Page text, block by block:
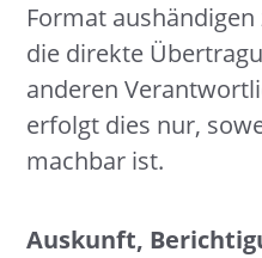
Format aushändigen
die direkte
anderen
erfolgt dies nur,
machbar ist.
Auskunft,